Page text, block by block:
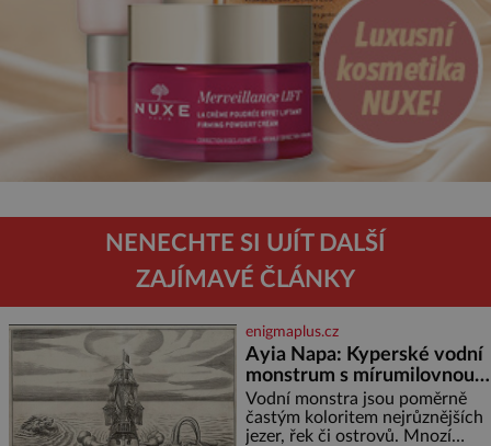
NENECHTE SI UJÍT DALŠÍ
ZAJÍMAVÉ ČLÁNKY
enigmaplus.cz
Ayia Napa: Kyperské vodní
monstrum s mírumilovnou
povahou
Vodní monstra jsou poměrně
častým koloritem nejrůznějších
jezer, řek či ostrovů. Mnozí